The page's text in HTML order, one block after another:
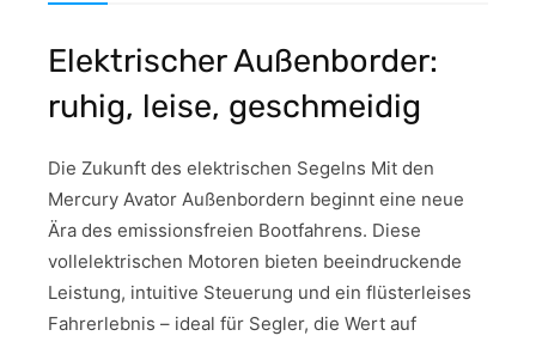
Elektrischer Außenborder:
ruhig, leise, geschmeidig
Die Zukunft des elektrischen Segelns Mit den
Mercury Avator Außenbordern beginnt eine neue
Ära des emissionsfreien Bootfahrens. Diese
vollelektrischen Motoren bieten beeindruckende
Leistung, intuitive Steuerung und ein flüsterleises
Fahrerlebnis – ideal für Segler, die Wert auf